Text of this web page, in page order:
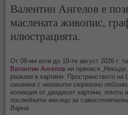
Валентин Ангелов е
маслената живопис,
илюстрацията.
От 08-ми юли до 19-ти август 2026 г.
Валентин Ангелов ни пренася
разкази в картини. Пространството на
оживява с неговите сюреални
колекция от двадесет картини, почти
последните месеци за
Варна.